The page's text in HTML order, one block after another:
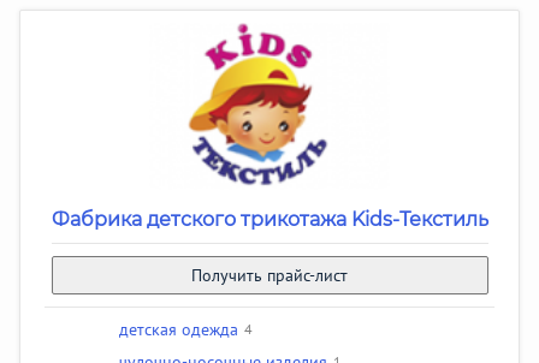
Фабрика детского трикотажа Kids-Текстиль
Получить прайс-лист
детская одежда 4